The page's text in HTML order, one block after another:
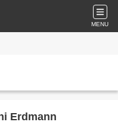
MENU
Erdmann